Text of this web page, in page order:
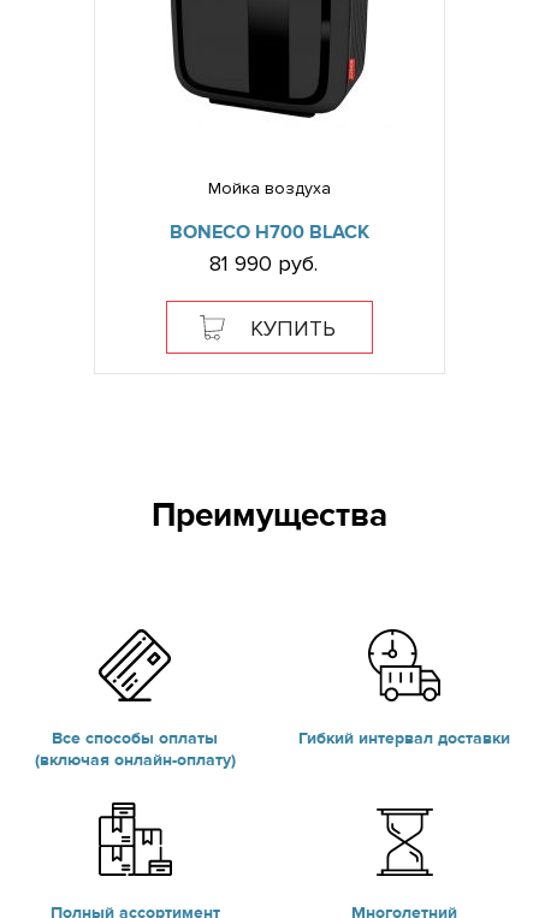
Мойка воздуха
BONECO H700 BLACK
81 990 руб.
КУПИТЬ
Преимущества
Все способы оплаты
(включая онлайн-оплату)
Гибкий интервал доставки
Полный ассортимент Многолетний